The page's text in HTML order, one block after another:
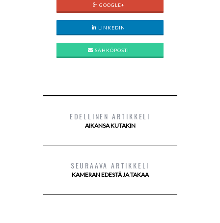
GOOGLE+
LINKEDIN
SÄHKÖPOSTI
EDELLINEN ARTIKKELI
AIKANSA KUTAKIN
SEURAAVA ARTIKKELI
KAMERAN EDESTÄ JA TAKAA